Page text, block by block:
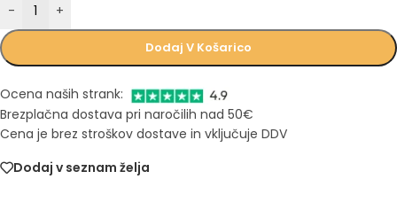
- +
Dodaj V Košarico
Ocena naših strank:
Brezplačna dostava pri naročilih nad 50€
Cena je brez stroškov dostave in vključuje DDV
Dodaj v seznam želja